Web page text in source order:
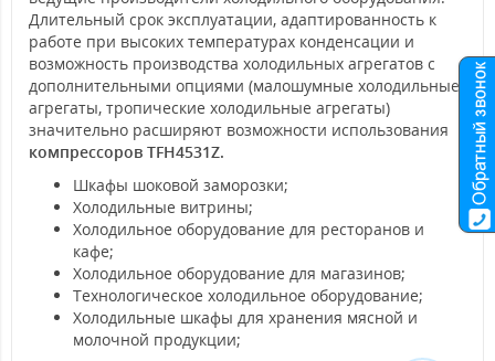
Длительный срок эксплуатации, адаптированность к
работе при высоких температурах конденсации и
возможность производства холодильных агрегатов с
дополнительными опциями (малошумные холодильные
агрегаты, тропические холодильные агрегаты)
значительно расширяют возможности использования
компрессоров TFH4531Z.
Шкафы шоковой заморозки;
Холодильные витрины;
Холодильное оборудование для ресторанов и
кафе;
Холодильное оборудование для магазинов;
Технологическое холодильное оборудование;
Холодильные шкафы для хранения мясной и
молочной продукции;